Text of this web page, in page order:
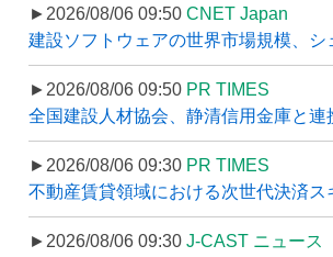
►2026/08/06 09:50 CNET Japan
建設ソフトウェアの世界市場規模、
►2026/08/06 09:50 PR TIMES
全国建設人材協会、静清信用金庫と
►2026/08/06 09:30 PR TIMES
不動産賃貸領域における次世代決済
►2026/08/06 09:30 J-CAST ニュース